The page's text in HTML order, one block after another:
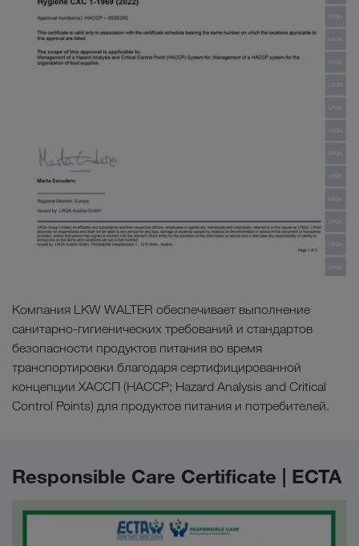
Компания LKW WALTER обеспечивает выполнение
санитарно-гигиенических требований и стандартов
безопасности продуктов питания во время
транспортировки благодаря сертифицированной
концепции ХАССП (HACCP; Hazard Analysis and Critical
Control Points) для продуктов питания и потребителей.
Responsible Care Certificate | ECTA